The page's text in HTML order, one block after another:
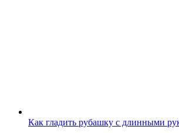
Как гладить рубашку с длинными